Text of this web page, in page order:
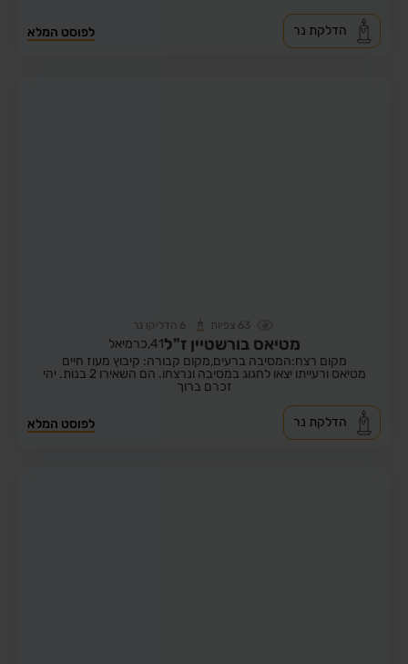
לפוסט המלא הדלקת נר
63 צפיות 6 הדליקו נר
מטיאס בורשטיין ז"ל41, כרמיאל
מקום רצח:המסיבה ברעים,מקום קבורה: קיבוץ מעוז חיים
מטיאס ורעייתו יצאו לחגוג במסיבה ונרצחו. הם השאירו 2 בנות. יהי
זכרם ברוך
לפוסט המלא הדלקת נר